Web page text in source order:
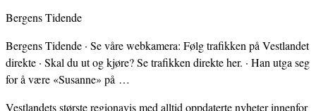
Bergens Tidende
Bergens Tidende · Se våre webkamera: Følg trafikken på Vestlandet
direkte · Skal du ut og kjøre? Se trafikken direkte her. · Han utga seg
for å være «Susanne» på …
Vestlandets største regionavis med alltid oppdaterte nyheter innenfor